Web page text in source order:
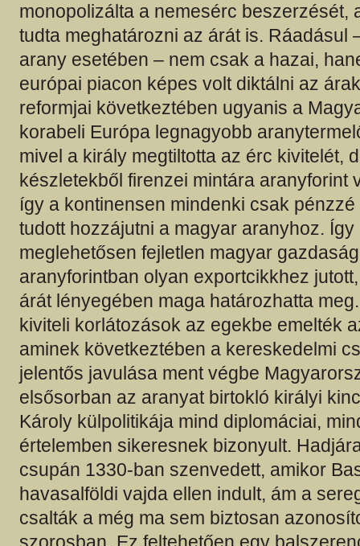
monopolizálta a nemesérc beszerzését,
tudta meghatározni az árát is. Ráadásul
arany esetében – nem csak a hazai,
európai piacon képes volt diktálni az
reformjai következtében ugyanis a
korabeli Európa legnagyobb
mivel a király megtiltotta az érc kivitelét,
készletekből firenzei mintára aranyforint
így a kontinensen mindenki csak
tudott hozzájutni a magyar aranyhoz.
meglehetősen fejletlen magyar
aranyforintban olyan exportcikkhez
árát lényegében maga határozhatta
kiviteli korlátozások az egekbe emelték
aminek következtében a kereskedelmi
jelentős javulása ment végbe
elsősorban az aranyat birtokló királyi
Károly külpolitikája mind diplomáciai,
értelemben sikeresnek bizonyult.
csupán 1330-ban szenvedett, amikor
havasalföldi vajda ellen indult, ám a
csalták a még ma sem biztosan